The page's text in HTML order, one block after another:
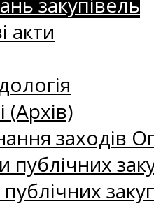
акти
(Архів)
заходів